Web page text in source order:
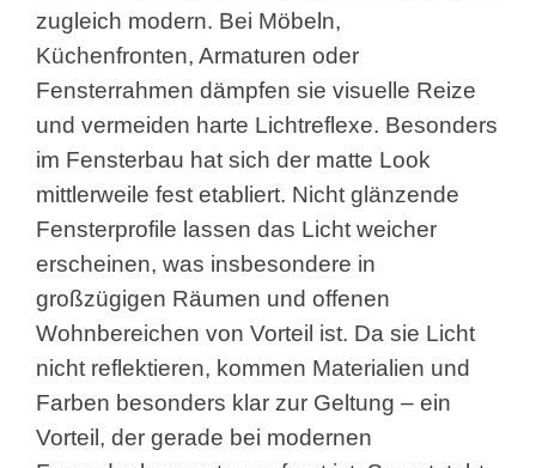
zugleich modern. Bei Möbeln,
Küchenfronten, Armaturen oder
Fensterrahmen dämpfen sie visuelle Reize
und vermeiden harte Lichtreflexe. Besonders
im Fensterbau hat sich der matte Look
mittlerweile fest etabliert. Nicht glänzende
Fensterprofile lassen das Licht weicher
erscheinen, was insbesondere in
großzügigen Räumen und offenen
Wohnbereichen von Vorteil ist. Da sie Licht
nicht reflektieren, kommen Materialien und
Farben besonders klar zur Geltung – ein
Vorteil, der gerade bei modernen